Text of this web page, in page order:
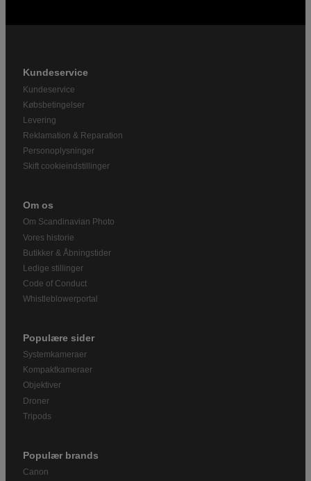
Kundeservice
Kundeservice
Købsbetingelser
Levering
Reklamation & Reparation
Personoplysninger
Skift cookieindstillinger
Om os
Om Scandinavian Photo
Vores historie
Butikker & Åbningstider
Ledige stillinger
Code of Conduct
Whistleblowerportal
Populære sider
Systemkameraer
Kompaktkameraer
Objektiver
Droner
Tripods
Populær brands
Canon